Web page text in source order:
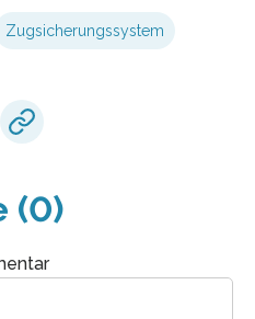
Zugsicherungssystem
(0)